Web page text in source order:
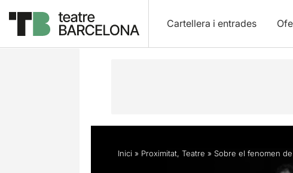
Cartellera i entrades
Descripció Fitxa artística Opinions
Inici » Proximitat, Teatre » Sobre el fenomen